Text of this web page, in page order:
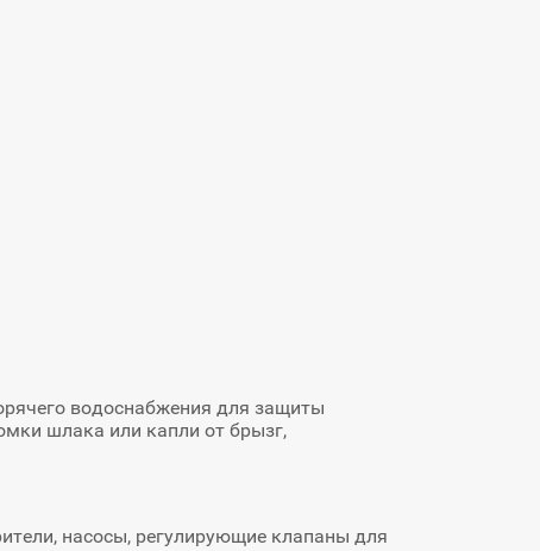
водоснабжения для защиты
шлака или капли от брызг,
насосы, регулирующие клапаны для